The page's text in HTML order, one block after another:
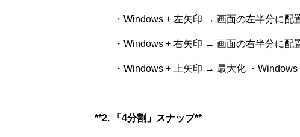
・Windows + 左矢印 → 画面の左半分に配
・Windows + 右矢印 → 画面の右半分に配
・Windows + 上矢印 → 最大化 ・Windows
**2. 「4分割」スナップ**